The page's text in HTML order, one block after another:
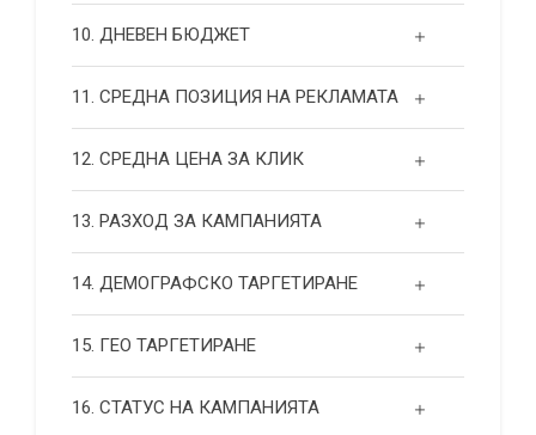
10. ДНЕВЕН БЮДЖЕТ
11. СРЕДНА ПОЗИЦИЯ НА РЕКЛАМАТА
12. СРЕДНА ЦЕНА ЗА КЛИК
13. РАЗХОД ЗА КАМПАНИЯТА
14. ДЕМОГРАФСКО ТАРГЕТИРАНЕ
15. ГЕО ТАРГЕТИРАНЕ
16. СТАТУС НА КАМПАНИЯТА